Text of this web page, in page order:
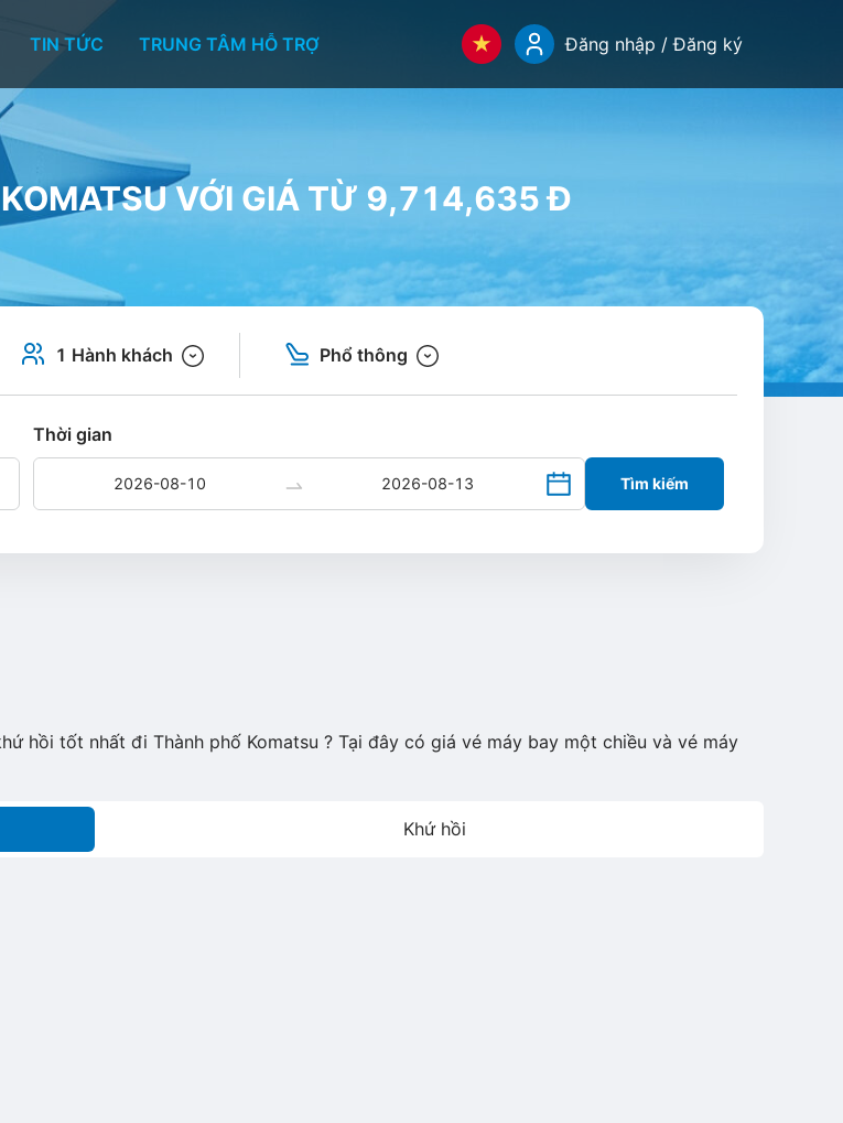
TIN TỨC TRUNG TÂM HỖ TRỢ Đăng nhập / Đăng ký
KOMATSU VỚI GIÁ TỪ 9,714,635 Đ
1 Hành khách Phổ thông
Thời gian
Tìm kiếm
hồi tốt nhất đi Thành phố Komatsu ? Tại đây có giá vé máy bay một chiều và vé máy
Khứ hồi